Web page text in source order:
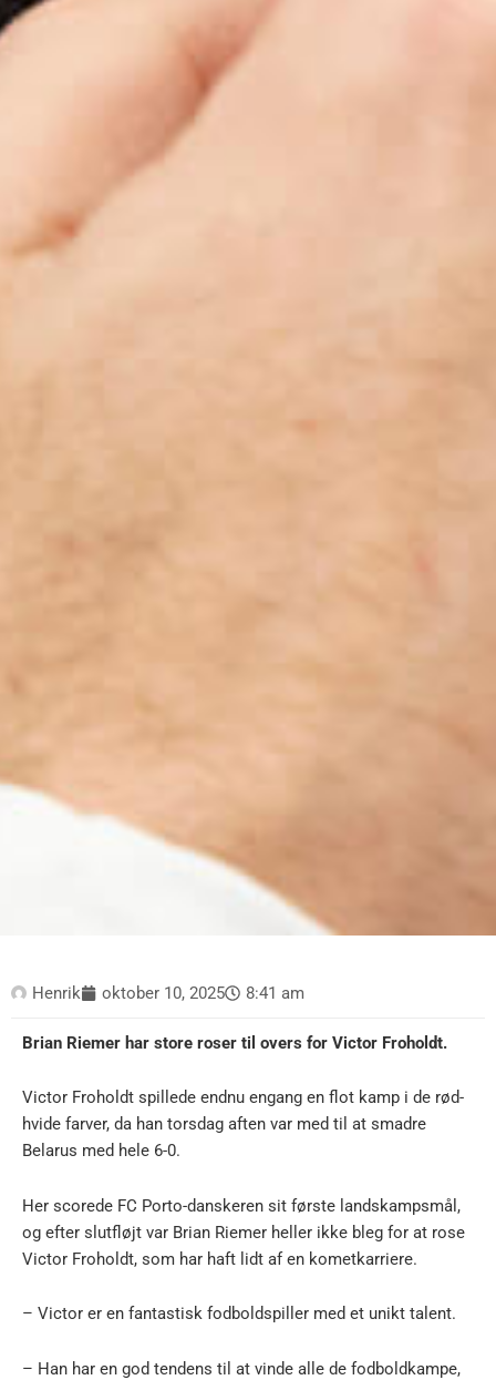
Henrik oktober 10, 2025 8:41 am
Brian Riemer har store roser til overs for Victor Froholdt.
Victor Froholdt spillede endnu engang en flot kamp i de rød-
hvide farver, da han torsdag aften var med til at smadre
Belarus med hele 6-0.
Her scorede FC Porto-danskeren sit første landskampsmål,
og efter slutfløjt var Brian Riemer heller ikke bleg for at rose
Victor Froholdt, som har haft lidt af en kometkarriere.
– Victor er en fantastisk fodboldspiller med et unikt talent.
– Han har en god tendens til at vinde alle de fodboldkampe,